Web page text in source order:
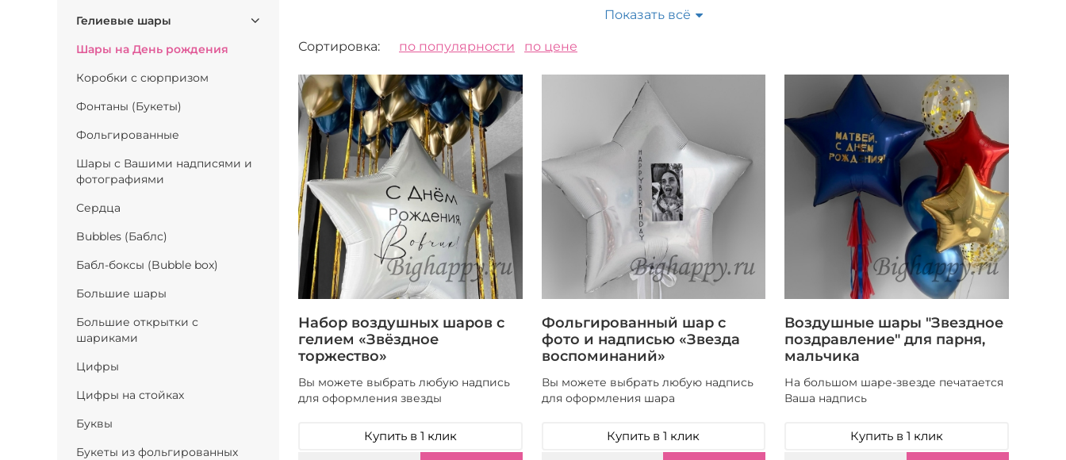
Гелиевые шары
Шары на День рождения
Коробки с сюрпризом
Фонтаны (Букеты)
Фольгированные
Шары с Вашими надписями и
фотографиями
Сердца
Bubbles (Баблс)
Бабл-боксы (Bubble box)
Большие шары
Большие открытки с
шариками
Цифры
Цифры на стойках
Буквы
Букеты из фольгированных
Выпускной в детском
2
Девичник 1
Дембель
День рождение
21
Детский праздник
Корпоратив
Новый год 2
Юбилей
годик
Показать всё
Сортировка: по популярности по цене
Набор воздушных шаров с
гелием «Звёздное
торжество»
Вы можете выбрать любую надпись
для оформления звезды
Купить в 1 клик
Фольгированный шар с
фото и надписью «Звезда
воспоминаний»
Вы можете выбрать любую надпись
для оформления шара
Купить в 1 клик
Воздушные шары "Звездное
поздравление" для парня,
мальчика
На большом шаре-звезде печатается
Ваша надпись
Купить в 1 клик